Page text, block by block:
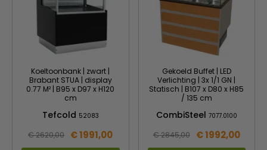
Koeltoonbank | zwart |
Brabant STUA | display
0.77 M² | B95 x D97 x H120
cm
Tefcold 52083
€ 2620,00 € 1991,00
Gekoeld Buffet | LED
Verlichting | 3x 1/1 GN |
Statisch | B107 x D80 x H85
/ 135 cm
CombiSteel 7077.0100
€ 2845,00 € 1992,00